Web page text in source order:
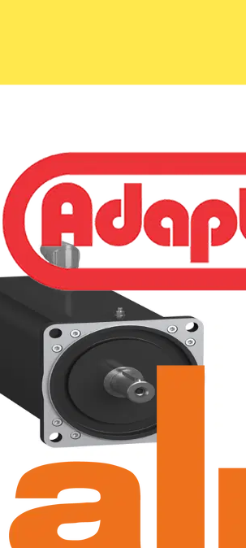
an AC-Servomotoren weist ein...